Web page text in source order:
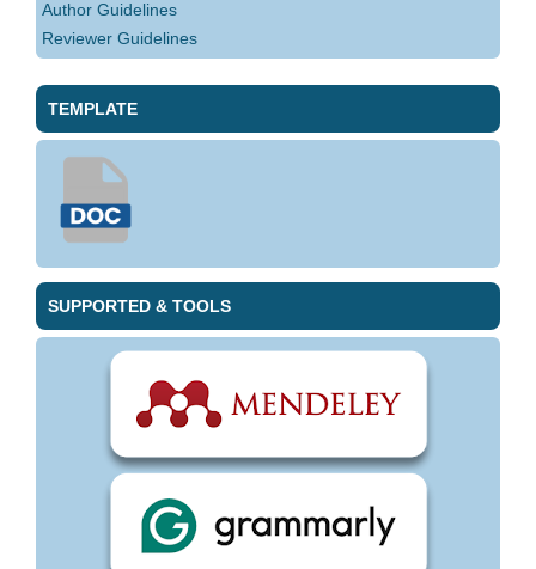
Author Guidelines
Reviewer Guidelines
TEMPLATE
SUPPORTED & TOOLS